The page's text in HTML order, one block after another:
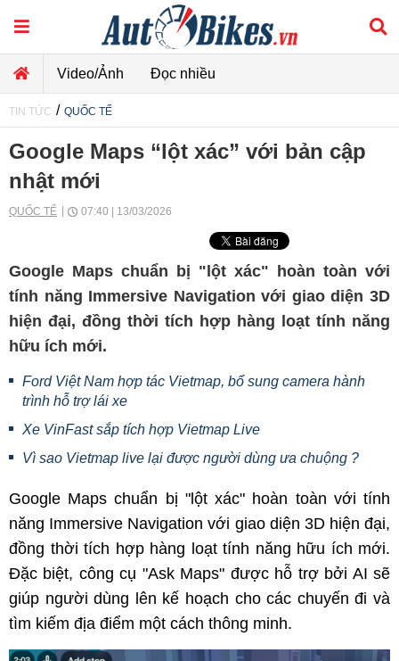
Video/Ảnh Đọc nhiều
TIN TỨC / QUỐC TẾ
Google Maps “lột xác” với bản cập
nhật mới
QUỐC TẾ 07:40 | 13/03/2026
Google Maps chuẩn bị "lột xác" hoàn toàn với
tính năng Immersive Navigation với giao diện 3D
hiện đại, đồng thời tích hợp hàng loạt tính năng
hữu ích mới.
Ford Việt Nam hợp tác Vietmap, bổ sung camera hành
trình hỗ trợ lái xe
Xe VinFast sắp tích hợp Vietmap Live
Vì sao Vietmap live lại được người dùng ưa chuộng ?
Google Maps chuẩn bị "lột xác" hoàn toàn với tính
năng Immersive Navigation với giao diện 3D hiện đại,
đồng thời tích hợp hàng loạt tính năng hữu ích mới.
Đặc biệt, công cụ "Ask Maps" được hỗ trợ bởi AI sẽ
giúp người dùng lên kế hoạch cho các chuyến đi và
tìm kiếm địa điểm một cách thông minh.